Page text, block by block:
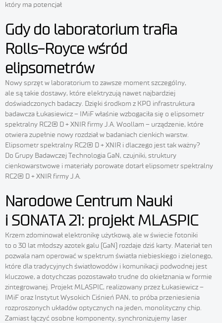
który ma potencjał
Gdy do laboratorium trafia
Rolls-Royce wśród
elipsometrów
Nowy sprzęt w laboratorium to zawsze moment szczególny,
ale są takie dostawy, które elektryzują nawet najbardziej
doświadczonych badaczy. Dzięki środkom z KPO infrastruktura
badawcza Łukasiewicz – IMiF właśnie wzbogaciła się o elipsometr
spektralny RC2® D + XNIR firmy J.A. Woollam – urządzenie, które
otwiera zupełnie nowy rozdział w badaniach cienkich warstw.
Elipsometr spektralny RC2® D + XNIR i dlaczego jest tak ważny?
Do Grupy Badawczej Technologia GaN, czujniki, struktury
cienkowarstwowe i materiały porowate dotarł elipsometr spektralny
RC2® D + XNIR firmy J.A.
Narodowe Centrum Nauki
i SONATA 21: projekt MLASPIC
Krzem zdominował elektronikę użytkową, ale w świecie fotoniki
to o 30 lat młodszy azotek galu (GaN) rozdaje dziś karty. Materiał ten
pozwala nam operować w spektrum światła niebieskiego i zielonego,
które dla tradycyjnych światłowodów i komunikacji podwodnej jest
kluczowe, a dotychczas pozostawało trudne do okiełznania w formie
zintegrowanej. Projekt MLASPIC, realizowany przez Łukasiewicz –
IMiF oraz Instytut Wysokich Ciśnień PAN, to próba przeniesienia
rozproszonych układów optycznych na jeden, monolityczny chip.
Zamiast łączyć osobne komponenty, synchronizujemy laser